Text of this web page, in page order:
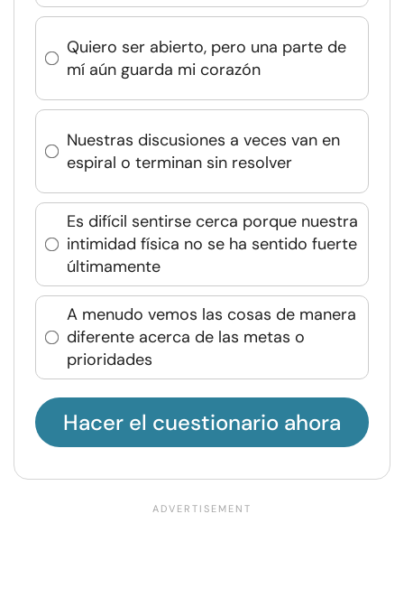
Quiero ser abierto, pero una parte de
mí aún guarda mi corazón
Nuestras discusiones a veces van en
espiral o terminan sin resolver
Es difícil sentirse cerca porque nuestra
intimidad física no se ha sentido fuerte
últimamente
A menudo vemos las cosas de manera
diferente acerca de las metas o
prioridades
Hacer el cuestionario ahora